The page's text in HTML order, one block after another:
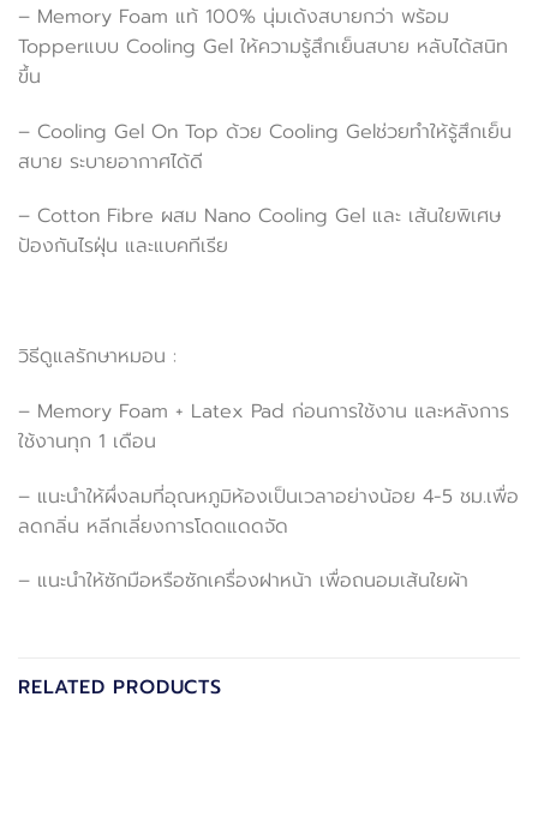
– Memory Foam แท้ 100% นุ่มเด้งสบายกว่า พร้อม
Topperแบบ Cooling Gel ให้ความรู้สึกเย็นสบาย หลับได้สนิท
ขึ้น
– Cooling Gel On Top ด้วย Cooling Gelช่วยทำให้รู้สึกเย็น
สบาย ระบายอากาศได้ดี
– Cotton Fibre ผสม Nano Cooling Gel และ เส้นใยพิเศษ
ป้องกันไรฝุ่น และแบคทีเรีย
วิธีดูแลรักษาหมอน :
– Memory Foam + Latex Pad ก่อนการใช้งาน และหลังการ
ใช้งานทุก 1 เดือน
– แนะนำให้ผึ่งลมที่อุณหภูมิห้องเป็นเวลาอย่างน้อย 4-5 ชม.เพื่อ
ลดกลิ่น หลีกเลี่ยงการโดดแดดจัด
– แนะนำให้ซักมือหรือซักเครื่องฝาหน้า เพื่อถนอมเส้นใยผ้า
RELATED PRODUCTS